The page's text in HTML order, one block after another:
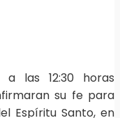
las 12:30 horas
su fe para
Espíritu Santo, en